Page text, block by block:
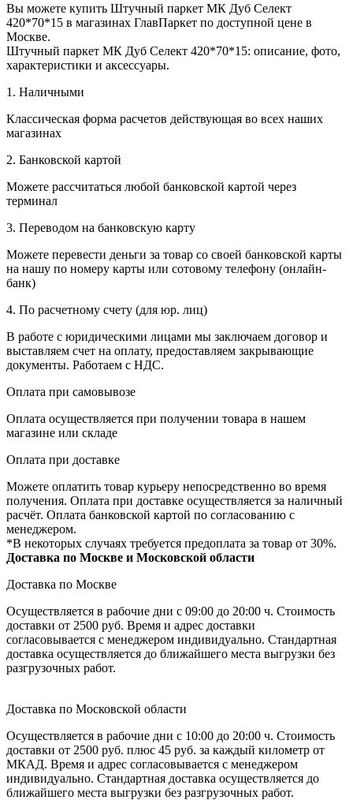
Вы можете купить Штучный паркет МК Дуб Селект
420*70*15 в магазинах ГлавПаркет по доступной цене в
Москве.
Штучный паркет МК Дуб Селект 420*70*15: описание, фото,
характеристики и аксессуары.
1. Наличными
Классическая форма расчетов действующая во всех наших
магазинах
2. Банковской картой
Можете рассчитаться любой банковской картой через
терминал
3. Переводом на банковскую карту
Можете перевести деньги за товар со своей банковской карты
на нашу по номеру карты или сотовому телефону (онлайн-
банк)
4. По расчетному счету (для юр. лиц)
В работе с юридическими лицами мы заключаем договор и
выставляем счет на оплату, предоставляем закрывающие
документы. Работаем с НДС.
Оплата при самовывозе
Оплата осуществляется при получении товара в нашем
магазине или складе
Оплата при доставке
Можете оплатить товар курьеру непосредственно во время
получения. Оплата при доставке осуществляется за наличный
расчёт. Оплата банковской картой по согласованию с
менеджером.
*В некоторых случаях требуется предоплата за товар от 30%.
Доставка по Москве и Московской области
Доставка по Москве
Осуществляется в рабочие дни с 09:00 до 20:00 ч. Стоимость
доставки от 2500 руб. Время и адрес доставки
согласовывается с менеджером индивидуально. Стандартная
доставка осуществляется до ближайшего места выгрузки без
разгрузочных работ.
Доставка по Московской области
Осуществляется в рабочие дни с 10:00 до 20:00 ч. Стоимость
доставки от 2500 руб. плюс 45 руб. за каждый километр от
МКАД. Время и адрес согласовывается с менеджером
индивидуально. Стандартная доставка осуществляется до
ближайшего места выгрузки без разгрузочных работ.